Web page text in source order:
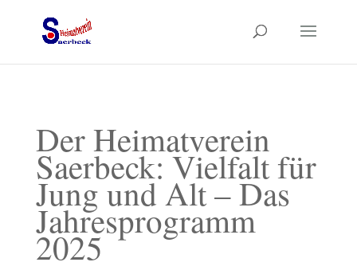
Der Heimatverein
Saerbeck: Vielfalt für
Jung und Alt – Das
Jahresprogramm
2025